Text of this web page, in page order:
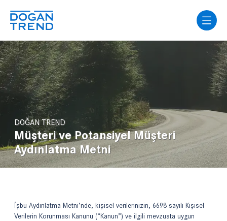
DOĞAN TREND
Müşteri ve Potansiyel Müşteri
Aydınlatma Metni
İşbu Aydınlatma Metni’nde, kişisel verilerinizin, 6698 sayılı Kişisel
Verilerin Korunması Kanunu (“Kanun”) ve ilgili mevzuata uygun